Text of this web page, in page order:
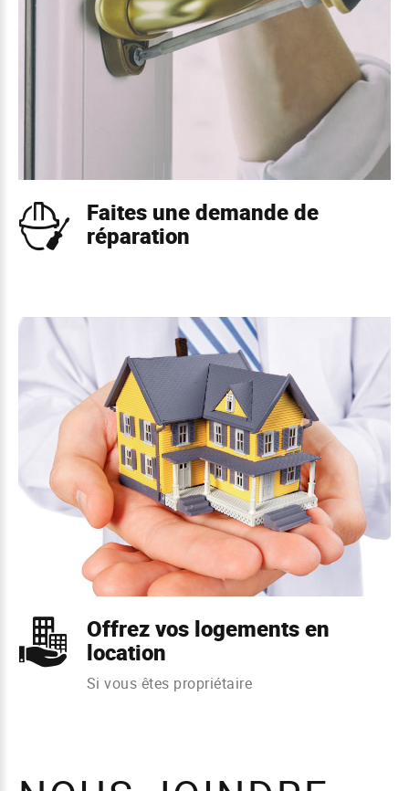
Faites une demande de
réparation
Offrez vos logements en
location
Si vous êtes propriétaire